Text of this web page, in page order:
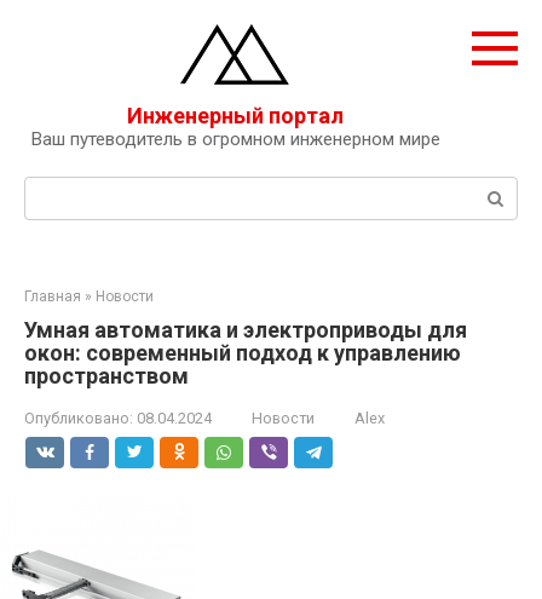
Инженерный портал
Ваш путеводитель в огромном инженерном мире
Поиск:
Главная » Новости
Умная автоматика и электроприводы для
окон: современный подход к управлению
пространством
Опубликовано: 08.04.2024 Новости Alex